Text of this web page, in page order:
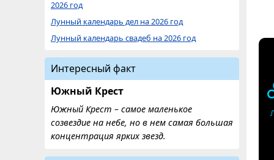
2026 год
Лунный календарь дел на 2026 год
Лунный календарь свадеб на 2026 год
Интересный факт
Южный Крест
Южный Крест – самое маленькое
созвездие на небе, но в нем самая большая
концентрация ярких звезд.